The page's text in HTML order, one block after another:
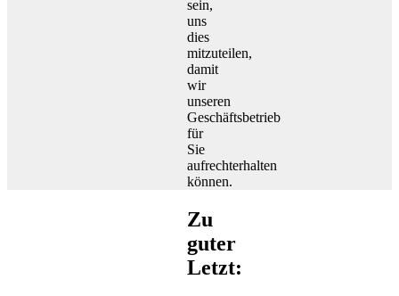
sein,
uns
dies
mitzuteilen,
damit
wir
unseren
Geschäftsbetrieb
für
Sie
aufrechterhalten
können.
Zu
guter
Letzt: